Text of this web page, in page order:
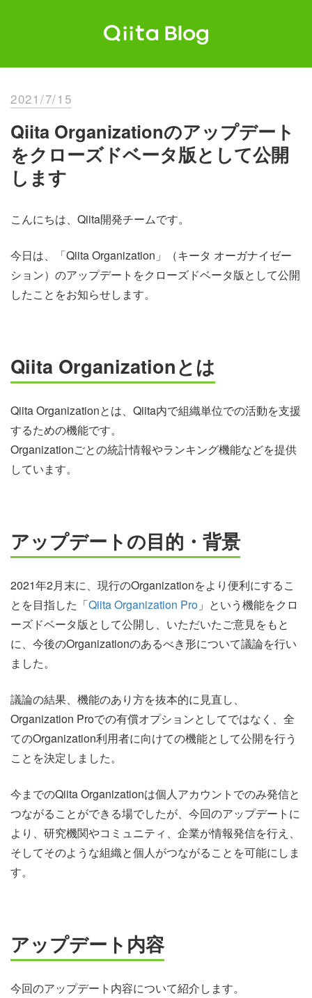
2021/7/15
Qiita Organizationのアップデート
をクローズドベータ版として公開
します
こんにちは、Qiita開発チームです。
今日は、「Qiita Organization」（キータ オーガナイゼー
ション）のアップデートをクローズドベータ版として公開
したことをお知らせします。
Qiita Organizationとは
Qiita Organizationとは、Qiita内で組織単位での活動を支援
するための機能です。
Organizationごとの統計情報やランキング機能などを提供
しています。
アップデートの目的・背景
2021年2月末に、現行のOrganizationをより便利にするこ
とを目指した「Qiita Organization Pro 」という機能をクロ
ーズドベータ版として公開し、いただいたご意見をもと
に、今後のOrganizationのあるべき形について議論を行い
ました。
議論の結果、機能のあり方を抜本的に見直し、
Organization Proでの有償オプションとしてではなく、全
てのOrganization利用者に向けての機能として公開を行う
ことを決定しました。
今までのQiita Organizationは個人アカウントでのみ発信と
つながることができる場でしたが、今回のアップデートに
より、研究機関やコミュニティ、企業が情報発信を行え、
そしてそのような組織と個人がつながることを可能にしま
す。
アップデート内容
今回のアップデート内容について紹介します。